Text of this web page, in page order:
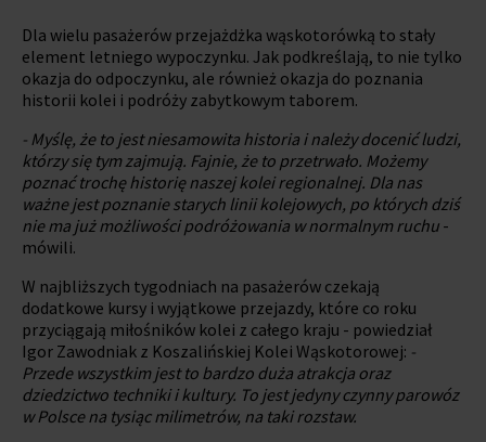
Dla wielu pasażerów przejażdżka wąskotorówką to stały
element letniego wypoczynku. Jak podkreślają, to nie tylko
okazja do odpoczynku, ale również okazja do poznania
historii kolei i podróży zabytkowym taborem.
- Myślę, że to jest niesamowita historia i należy docenić ludzi,
którzy się tym zajmują. Fajnie, że to przetrwało. Możemy
poznać trochę historię naszej kolei regionalnej. Dla nas
ważne jest poznanie starych linii kolejowych, po których dziś
nie ma już możliwości podróżowania w normalnym ruchu -
mówili.
W najbliższych tygodniach na pasażerów czekają
dodatkowe kursy i wyjątkowe przejazdy, które co roku
przyciągają miłośników kolei z całego kraju - powiedział
Igor Zawodniak z Koszalińskiej Kolei Wąskotorowej: -
Przede wszystkim jest to bardzo duża atrakcja oraz
dziedzictwo techniki i kultury. To jest jedyny czynny parowóz
w Polsce na tysiąc milimetrów, na taki rozstaw.